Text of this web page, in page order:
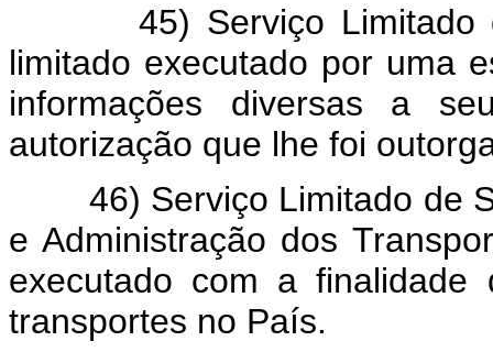
45) Serviço Limitado de
limitado executado por uma
informações diversas a
autorização que lhe foi
46) Serviço Limitado de
e Administração dos
executado com a finalidade
transportes no País.